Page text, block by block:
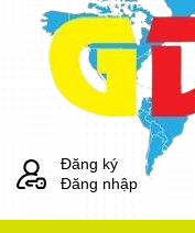
Đăng ký
Đăng nhập